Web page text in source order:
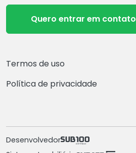
Quero entrar em contato
Termos de uso
Política de privacidade
Desenvolvedor